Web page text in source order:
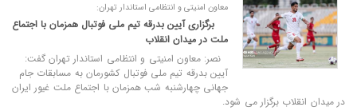
معاون امنیتی و انتظامی استاندار تهران:
برگزاری آیین بدرقه تیم ملی فوتبال همزمان با اجتماع
ملت در میدان انقلاب
نصر: معاون امنیتی و انتظامی استاندار تهران گفت:
آیین بدرقه تیم ملی فوتبال کشورمان به مسابقات جام
جهانی چهارشنبه شب همزمان با اجتماع ملت غیور ایران
در میدان انقلاب برگزار می شود.